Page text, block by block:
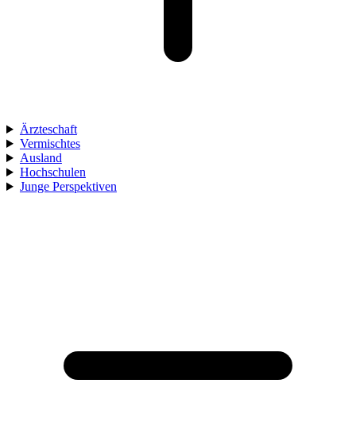
Ärzteschaft
Vermischtes
Ausland
Hochschulen
Junge Perspektiven